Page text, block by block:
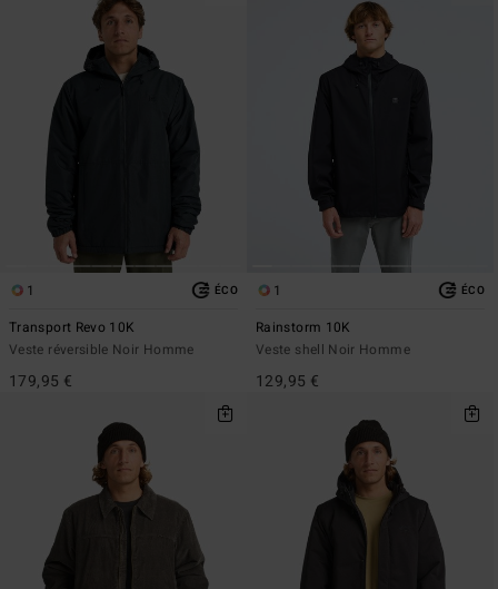
1 ÉCO
Transport Revo 10K
Veste réversible Noir Homme
179,95 €
1 ÉCO
Rainstorm 10K
Veste shell Noir Homme
129,95 €